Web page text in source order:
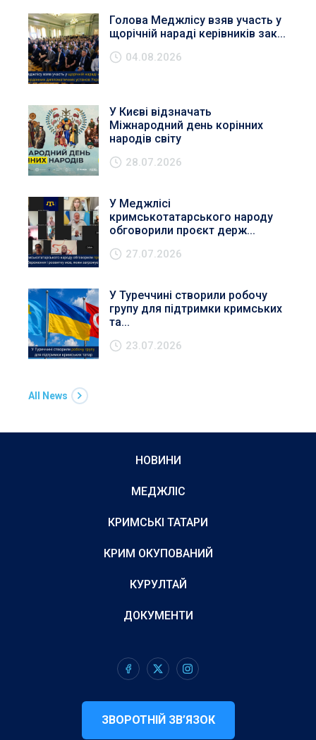
Голова Меджлісу взяв участь у
щорічній нараді керівників зак...
04.08.2026
У Києві відзначать
Міжнародний день корінних
народів світу
28.07.2026
У Меджлісі
кримськотатарського народу
обговорили проєкт держ...
27.07.2026
У Туреччині створили робочу
групу для підтримки кримських
та...
23.07.2026
All News
НОВИНИ
МЕДЖЛІС
КРИМСЬКІ ТАТАРИ
КРИМ ОКУПОВАНИЙ
КУРУЛТАЙ
ДОКУМЕНТИ
ЗВОРОТНІЙ ЗВ’ЯЗОК